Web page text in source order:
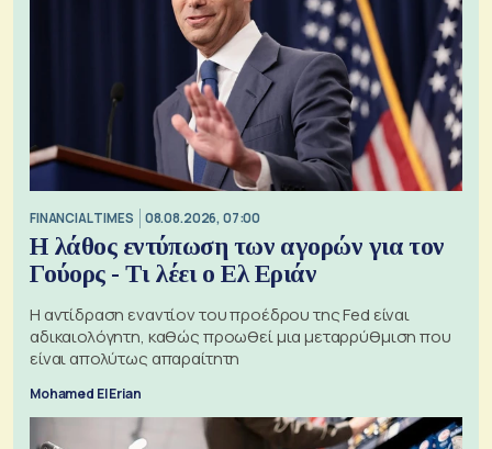
FINANCIAL TIMES 08.08.2026, 07:00
Η λάθος εντύπωση των αγορών για τον
Γούορς - Τι λέει ο Ελ Εριάν
Η αντίδραση εναντίον του προέδρου της Fed είναι
αδικαιολόγητη, καθώς προωθεί μια μεταρρύθμιση που
είναι απολύτως απαραίτητη
Mohamed El Erian